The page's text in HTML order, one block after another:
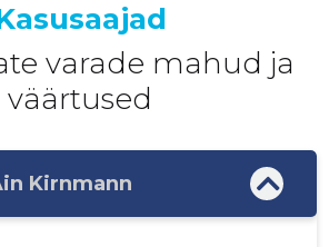
varade mahud ja
väärtused
Kirnmann